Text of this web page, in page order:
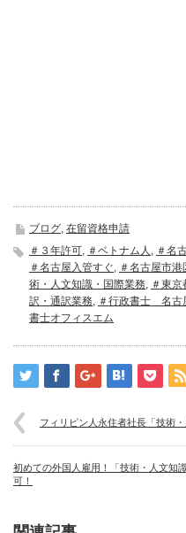
ブログ, 在留資格申請
＃３年許可, ＃ベトナム人 , ＃名
＃名古屋入管すぐ, ＃名古屋市港
術・人文知識・国際業務, ＃東京
訳・通訳業務, ＃行政書士 名古
書士オフィスエム
フィリピン人永住者社長「技術
初めての外国人雇用！「技術・人文知
可！